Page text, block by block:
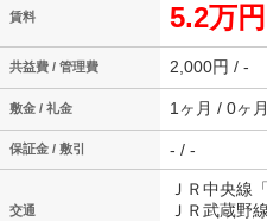
賃料 5.2万円
共益費 / 管理費 2,000円 / -
敷金 / 礼金 1ヶ月 / 0ヶ月
保証金 / 敷引 - / -
交通
ＪＲ中央線
ＪＲ武蔵野